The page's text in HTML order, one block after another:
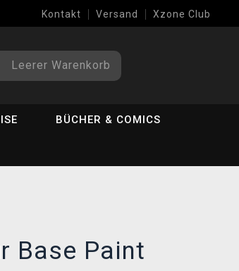
Kontakt Versand Xzone Club
Leerer Warenkorb
BÜCHER & COMICS
Base Paint